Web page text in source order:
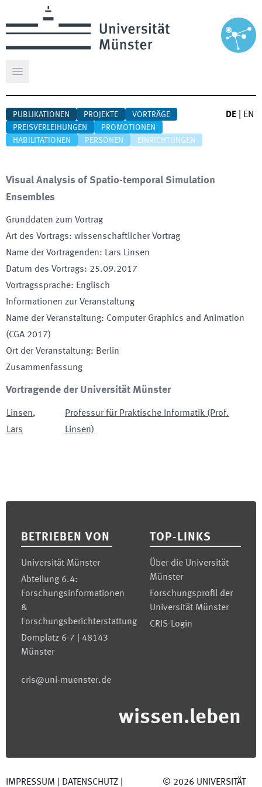
Hauptmenü öffnen
PUBLIKATIONEN PROJEKTE
VORTRÄGE
PREISVERLEIHUNGEN
PROMOTIONEN
HABILITATIONEN
PERSONEN EINRICHTUNGEN
DE EN
Visual Analysis of Spatio-temporal Simulation
Ensembles
Grunddaten zum Vortrag
Art des Vortrags: wissenschaftlicher Vortrag
Name der Vortragenden: Lars Linsen
Datum des Vortrags: 25.09.2017
Vortragssprache: Englisch
Informationen zur Veranstaltung
Name der Veranstaltung: Computer Graphics and Animation
(CGA 2017)
Ort der Veranstaltung: Berlin
Zusammenfassung
Vortragende der Universität Münster
Linsen,
Lars
Professur für Praktische Informatik (Prof.
Linsen)
BETRIEBEN VON
Universität Münster
Abteilung 6.4:
Forschungsinformationen
&
Forschungsberichterstattung
Domplatz 6-7 | 48143
Münster
cris@uni-muenster.de
TOP-LINKS
Über die Universität
Münster
Forschungsprofil der
Universität Münster
CRIS-Login
wissen.leben
IMPRESSUM DATENSCHUTZ © 2026 UNIVERSITÄT